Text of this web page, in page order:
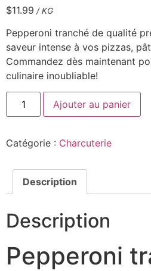
$11.99 / KG
Pepperoni tranché de qualité
saveur intense à vos pizzas,
Commandez dès maintenant
culinaire inoubliable!
Ajouter au panier
Catégorie : Charcuterie
Description
Description
Pepperoni